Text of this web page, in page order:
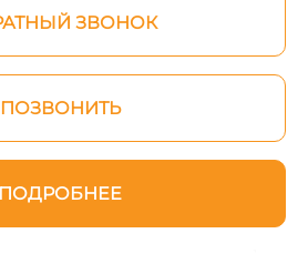
ЗВОНОК
ПОЗВОНИТЬ
ПОДРОБНЕЕ